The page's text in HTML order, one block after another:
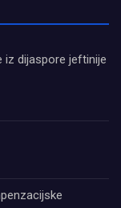
iz dijaspore jeftinije